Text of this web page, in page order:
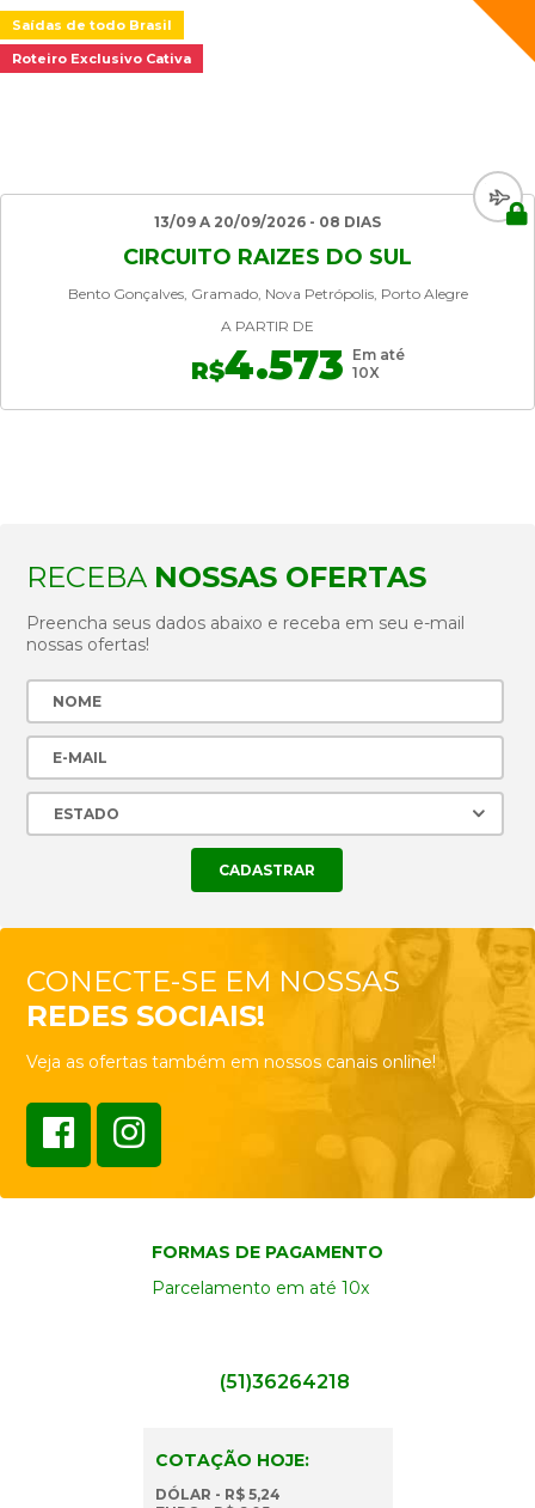
Saídas de todo Brasil
Roteiro Exclusivo Cativa
13/09 A 20/09/2026 - 08 DIAS
CIRCUITO RAIZES DO SUL
Bento Gonçalves, Gramado, Nova Petrópolis, Porto Alegre
A PARTIR DE
R$4.573 Em até
10X
RECEBA NOSSAS OFERTAS
Preencha seus dados abaixo e receba em seu e-mail
nossas ofertas!
CONECTE-SE EM NOSSAS
REDES SOCIAIS!
Veja as ofertas também em nossos canais online!
FORMAS DE PAGAMENTO
Parcelamento em até 10x
(51)36264218
COTAÇÃO HOJE:
DÓLAR - R$ 5,24